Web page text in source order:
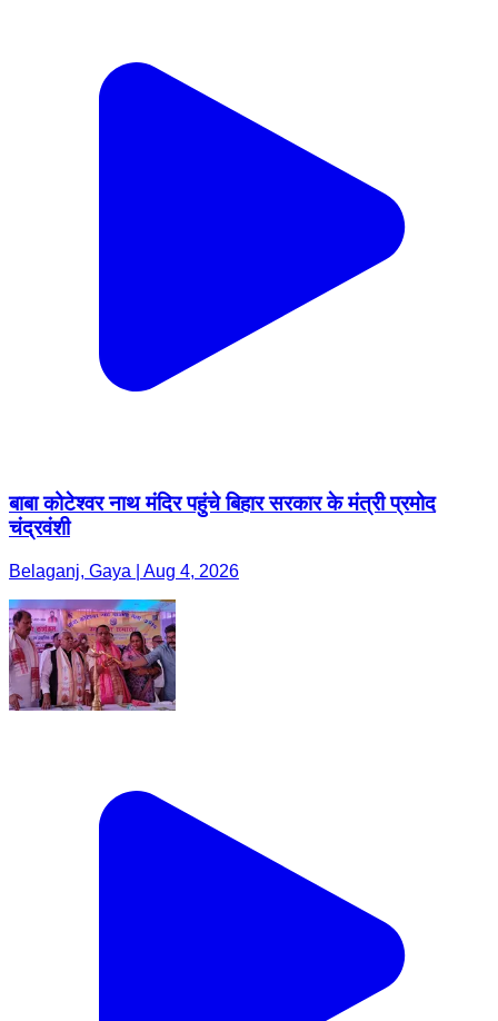
बाबा कोटेश्वर नाथ मंदिर पहुंचे बिहार सरकार के मंत्री प्रमोद
चंद्रवंशी
Belaganj, Gaya | Aug 4, 2026